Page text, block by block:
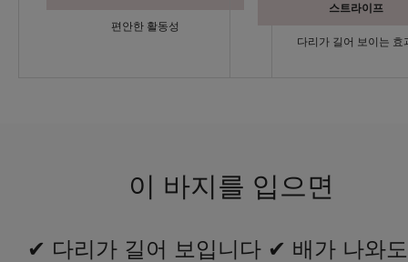
편안한 활동성
스트라이프
다리가 길어 보이는 효
이 바지를 입으면
✔ 다리가 길어 보입니다 ✔ 배가 나와도